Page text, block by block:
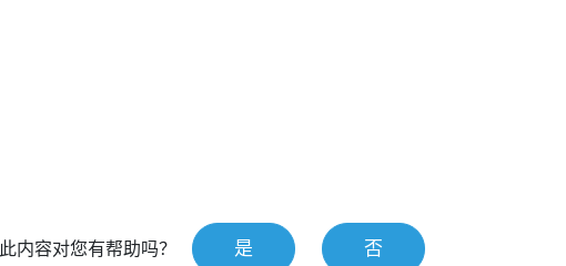
此内容对您有帮助吗？ 是 否